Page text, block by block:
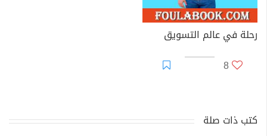
رحلة في عالم التسويق
8
كتب ذات صلة